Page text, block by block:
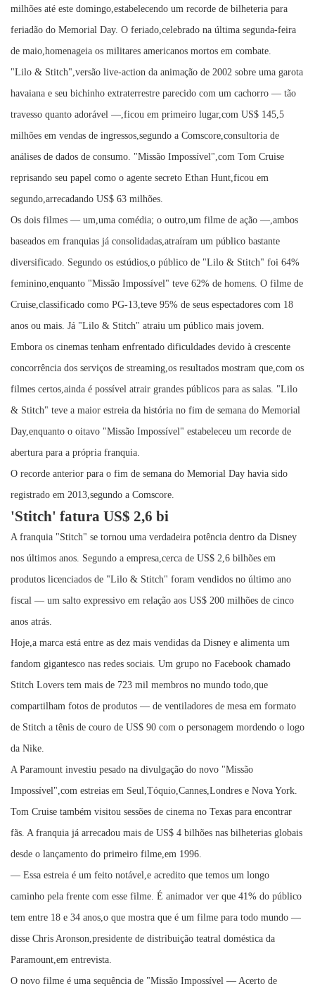
milhões até este domingo,estabelecendo um recorde de bilheteria para
feriadão do Memorial Day. O feriado,celebrado na última segunda-feira
de maio,homenageia os militares americanos mortos em combate.
"Lilo & Stitch",versão live-action da animação de 2002 sobre uma garota
havaiana e seu bichinho extraterrestre parecido com um cachorro — tão
travesso quanto adorável —,ficou em primeiro lugar,com US$ 145,5
milhões em vendas de ingressos,segundo a Comscore,consultoria de
análises de dados de consumo. "Missão Impossível",com Tom Cruise
reprisando seu papel como o agente secreto Ethan Hunt,ficou em
segundo,arrecadando US$ 63 milhões.
Os dois filmes — um,uma comédia; o outro,um filme de ação —,ambos
baseados em franquias já consolidadas,atraíram um público bastante
diversificado. Segundo os estúdios,o público de "Lilo & Stitch" foi 64%
feminino,enquanto "Missão Impossível" teve 62% de homens. O filme de
Cruise,classificado como PG-13,teve 95% de seus espectadores com 18
anos ou mais. Já "Lilo & Stitch" atraiu um público mais jovem.
Embora os cinemas tenham enfrentado dificuldades devido à crescente
concorrência dos serviços de streaming,os resultados mostram que,com os
filmes certos,ainda é possível atrair grandes públicos para as salas. "Lilo
& Stitch" teve a maior estreia da história no fim de semana do Memorial
Day,enquanto o oitavo "Missão Impossível" estabeleceu um recorde de
abertura para a própria franquia.
O recorde anterior para o fim de semana do Memorial Day havia sido
registrado em 2013,segundo a Comscore.
'Stitch' fatura US$ 2,6 bi
A franquia "Stitch" se tornou uma verdadeira potência dentro da Disney
nos últimos anos. Segundo a empresa,cerca de US$ 2,6 bilhões em
produtos licenciados de "Lilo & Stitch" foram vendidos no último ano
fiscal — um salto expressivo em relação aos US$ 200 milhões de cinco
anos atrás.
Hoje,a marca está entre as dez mais vendidas da Disney e alimenta um
fandom gigantesco nas redes sociais. Um grupo no Facebook chamado
Stitch Lovers tem mais de 723 mil membros no mundo todo,que
compartilham fotos de produtos — de ventiladores de mesa em formato
de Stitch a tênis de couro de US$ 90 com o personagem mordendo o logo
da Nike.
A Paramount investiu pesado na divulgação do novo "Missão
Impossível",com estreias em Seul,Tóquio,Cannes,Londres e Nova York.
Tom Cruise também visitou sessões de cinema no Texas para encontrar
fãs. A franquia já arrecadou mais de US$ 4 bilhões nas bilheterias globais
desde o lançamento do primeiro filme,em 1996.
— Essa estreia é um feito notável,e acredito que temos um longo
caminho pela frente com esse filme. É animador ver que 41% do público
tem entre 18 e 34 anos,o que mostra que é um filme para todo mundo —
disse Chris Aronson,presidente de distribuição teatral doméstica da
Paramount,em entrevista.
O novo filme é uma sequência de "Missão Impossível — Acerto de